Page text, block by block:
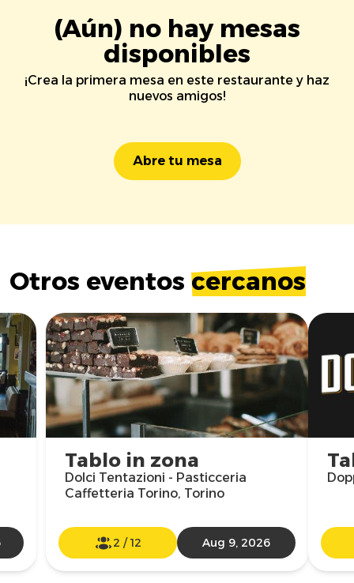
(Aún) no hay mesas
disponibles
¡Crea la primera mesa en este restaurante y haz
nuevos amigos!
Abre tu mesa
Otros eventos cercanos
Tablo in zona
Dolci Tentazioni - Pasticceria
Caffetteria Torino, Torino
2 /12 Aug 9, 2026